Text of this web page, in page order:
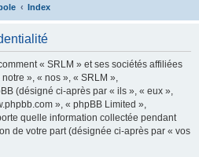
Index
« SRLM » et ses sociétés affiliées
», « nos », « SRLM »,
(désigné ci-après par « ils », « eux »,
», « phpBB Limited »,
quelle information collectée pendant
de votre part (désignée ci-après par « vos